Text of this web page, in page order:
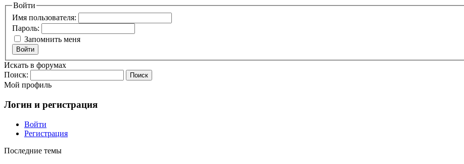
Войти
Имя пользователя:
Пароль:
Запомнить меня
Войти
Искать в форумах
Поиск:
Мой профиль
Логин и регистрация
Войти
Регистрация
Последние темы